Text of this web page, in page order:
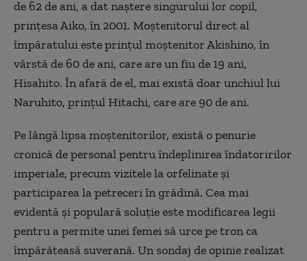
de 62 de ani, a dat naștere singurului lor copil,
prințesa Aiko, în 2001. Moștenitorul direct al
împăratului este prințul moștenitor Akishino, în
vârstă de 60 de ani, care are un fiu de 19 ani,
Hisahito. În afară de el, mai există doar unchiul lui
Naruhito, prințul Hitachi, care are 90 de ani.
Pe lângă lipsa moștenitorilor, există o penurie
cronică de personal pentru îndeplinirea îndatoririlor
imperiale, precum vizitele la orfelinate și
participarea la petreceri în grădină. Cea mai
evidentă și populară soluție este modificarea legii
pentru a permite unei femei să urce pe tron ca
împărăteasă suverană. Un sondaj de opinie realizat